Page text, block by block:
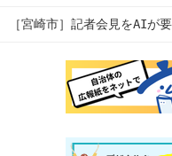
［宮崎市］記者会見をAIが